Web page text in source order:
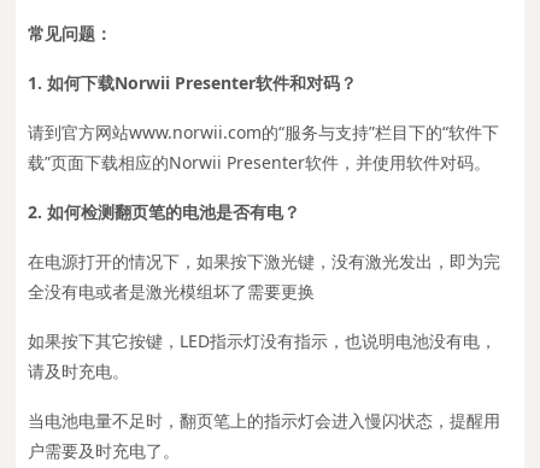
常见问题：
1. 如何下载Norwii Presenter软件和对码？
请到官方网站www.norwii.com的“服务与支持”栏目下的“软件下
载”页面下载相应的Norwii Presenter软件，并使用软件对码。
2. 如何检测翻页笔的电池是否有电？
在电源打开的情况下，如果按下激光键，没有激光发出，即为完
全没有电或者是激光模组坏了需要更换
如果按下其它按键，LED指示灯没有指示，也说明电池没有电，
请及时充电。
当电池电量不足时，翻页笔上的指示灯会进入慢闪状态，提醒用
户需要及时充电了。